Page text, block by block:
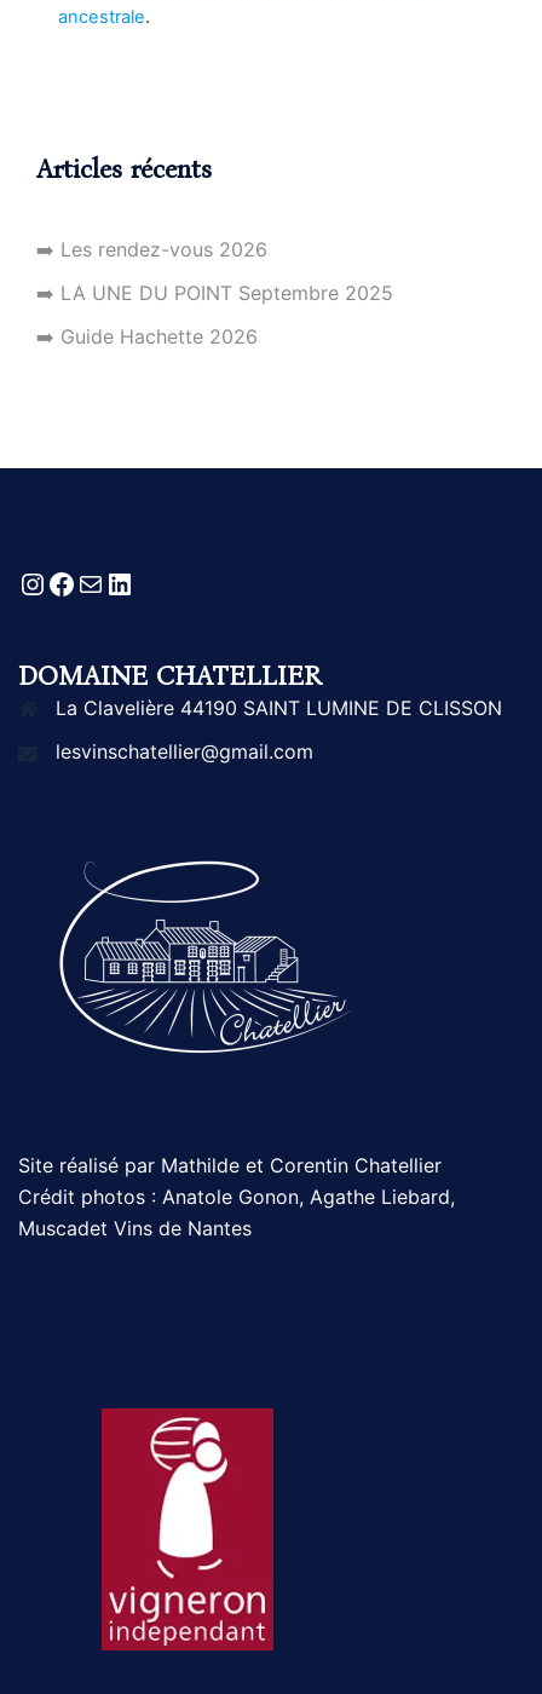
ancestrale.
Articles récents
➡️ Les rendez-vous 2026
➡️ LA UNE DU POINT Septembre 2025
➡️ Guide Hachette 2026
Instagram
Facebook
E-mailLinkedIn
DOMAINE CHATELLIER
La Clavelière 44190 SAINT LUMINE DE CLISSON
lesvinschatellier@gmail.com
Site réalisé par Mathilde et Corentin Chatellier
Crédit photos : Anatole Gonon, Agathe Liebard,
Muscadet Vins de Nantes